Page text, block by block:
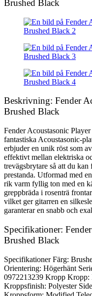
Brushed Black
Beskrivning: Fender
Brushed Black
Fender Acoustasonic
fantastiska Acoustasonic-
erbjuder en unik röst som
effektivt mellan elektriska
trevägsbrytare så att du
prestanda. Utformad med
rik varm fyllig ton med en
greppbräda i rosenträ
vilket ger gitarren en
garanterar en snabb och
Specifikationer:
Brushed Black
Specifikationer Färg:
Orientering: Högerhänt
0972213239 Kropp
Kroppsfinish: Polyester